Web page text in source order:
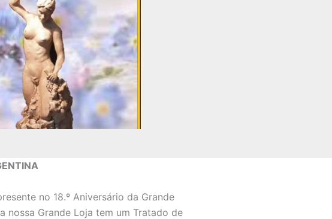
no 18.º Aniversário da Grande
nossa Grande Loja tem um Tratado de